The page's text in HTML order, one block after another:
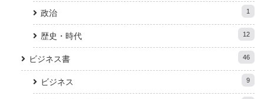
政治 1
歴史・時代 12
ビジネス書 46
ビジネス 9